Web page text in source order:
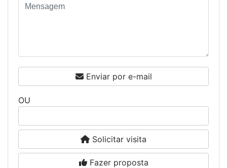
Enviar por e-mail
OU
Solicitar visita
Fazer proposta